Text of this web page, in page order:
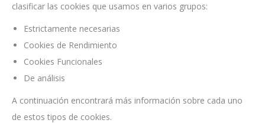
clasificar las cookies que usamos en varios grupos:
Estrictamente necesarias
Cookies de Rendimiento
Cookies Funcionales
De análisis
A continuación encontrará más información sobre cada uno
de estos tipos de cookies.